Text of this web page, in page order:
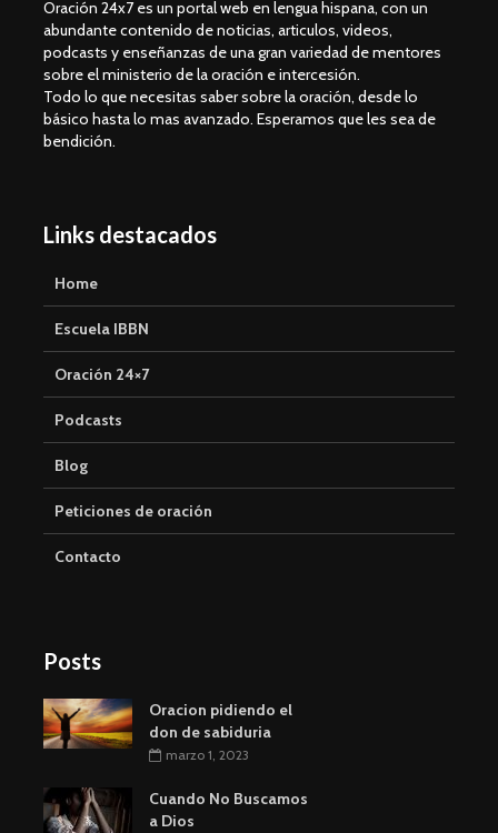
Oración 24x7 es un portal web en lengua hispana, con un
abundante contenido de noticias, articulos, videos,
podcasts y enseñanzas de una gran variedad de mentores
sobre el ministerio de la oración e intercesión.
Todo lo que necesitas saber sobre la oración, desde lo
básico hasta lo mas avanzado. Esperamos que les sea de
bendición.
Links destacados
Home
Escuela IBBN
Oración 24×7
Podcasts
Blog
Peticiones de oración
Contacto
Posts
Oracion pidiendo el
don de sabiduria
marzo 1, 2023
Cuando No Buscamos
a Dios